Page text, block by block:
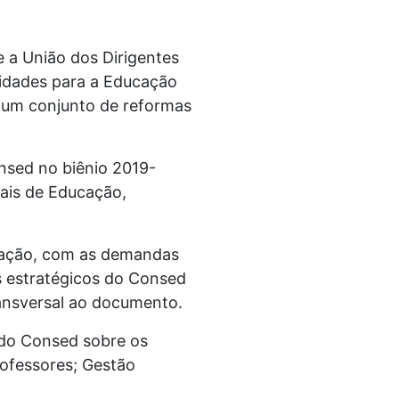
a União dos Dirigentes
para a Educação
conjunto de reformas
no biênio 2019-
de Educação,
com as demandas
estratégicos do Consed
ao documento.
Consed sobre os
Gestão